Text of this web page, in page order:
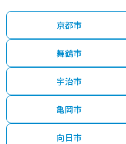
京都市
舞鶴市
宇治市
亀岡市
向日市